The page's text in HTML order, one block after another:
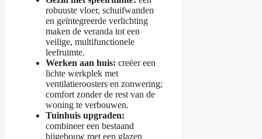
robuuste vloer, schuifwanden
en geïntegreerde verlichting
maken de veranda tot een
veilige, multifunctionele
leefruimte.
Werken aan huis: creëer een
lichte werkplek met
ventilatieroosters en zonwering;
comfort zonder de rest van de
woning te verbouwen.
Tuinhuis upgraden:
combineer een bestaand
bijgebouw met een glazen